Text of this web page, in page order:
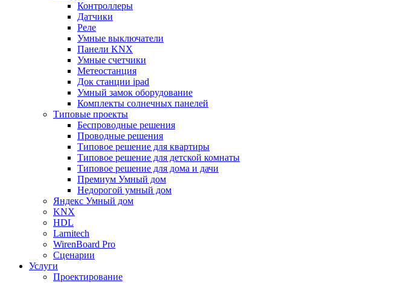
Контроллеры
Датчики
Реле
Умные выключатели
Панели KNX
Умные счетчики
Метеостанция
Док станции ipad
Умный замок оборудование
Комплекты солнечных панелей
Типовые проекты
Беспроводные решения
Проводные решения
Типовое решение для квартиры
Типовое решение для детской комнаты
Типовое решение для дома и дачи
Премиум Умный дом
Недорогой умный дом
Яндекс Умный дом
KNX
HDL
Larnitech
WirenBoard Pro
Сценарии
Услуги
Проектирование